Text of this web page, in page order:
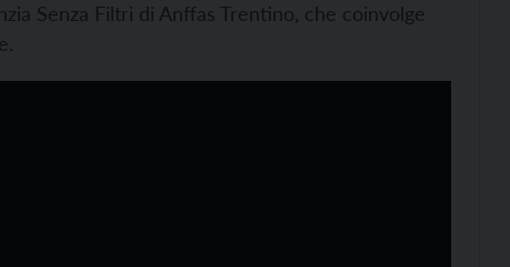
Senza Filtri di Anffas Trentino, che coinvolge